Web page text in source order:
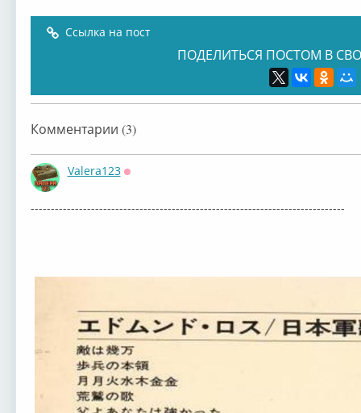
Ссылка на пост
ПОДЕЛИТЬСЯ ПОСТОМ В
Комментарии (3)
Valera123
------------------------------------------------------------------------------